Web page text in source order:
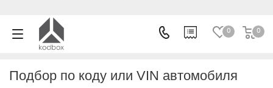
0 0
Подбор по коду или VIN автомобиля